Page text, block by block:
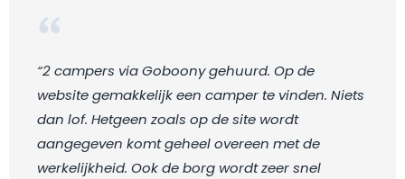
“2 campers via Goboony gehuurd. Op de
website gemakkelijk een camper te vinden. Niets
dan lof. Hetgeen zoals op de site wordt
aangegeven komt geheel overeen met de
werkelijkheid. Ook de borg wordt zeer snel